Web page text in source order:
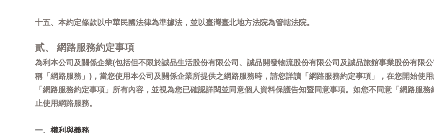
十五、本約定條款以中華民國法律為準據法，並以臺灣臺北地方法院為管轄法院。
貳、 網路服務約定事項
為利本公司及關係企業(包括但不限於誠品生活股份有限公司、誠品開發物流股份有限公司及誠品旅館事業股份有限
稱「網路服務」)，當您使用本公司及關係企業所提供之網路服務時，請您詳讀「網路服務約定事項」，在您開始使
「網路服務約定事項」所有內容，並視為您已確認詳閱並同意個人資料保護告知暨同意事項。如您不同意「網路服
止使用網路服務。
一、權利與義務